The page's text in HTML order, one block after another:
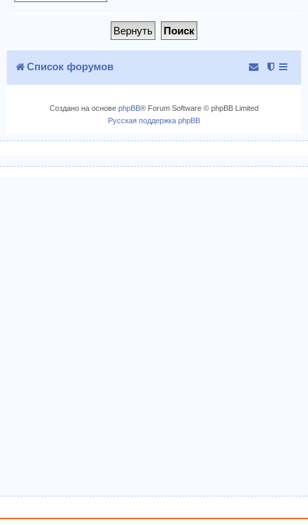
Список форумов
Создано на основе phpBB® Forum Software © phpBB Limited
Русская поддержка phpBB